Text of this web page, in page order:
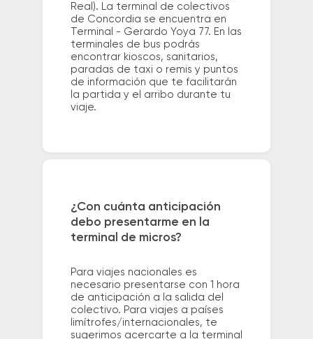
Real). La terminal de colectivos
de Concordia se encuentra en
Terminal - Gerardo Yoya 77. En las
terminales de bus podrás
encontrar kioscos, sanitarios,
paradas de taxi o remis y puntos
de información que te facilitarán
la partida y el arribo durante tu
viaje.
¿Con cuánta anticipación
debo presentarme en la
terminal de micros?
Para viajes nacionales es
necesario presentarse con 1 hora
de anticipación a la salida del
colectivo. Para viajes a países
limítrofes/internacionales, te
sugerimos acercarte a la terminal